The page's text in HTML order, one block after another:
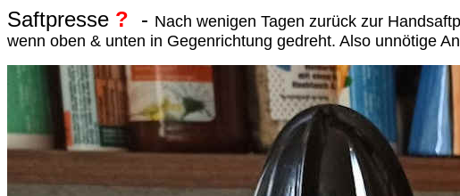
Saftpresse ? - Nach wenigen Tagen zurück zur
wenn oben & unten in Gegenrichtung gedreht. Also unnötige